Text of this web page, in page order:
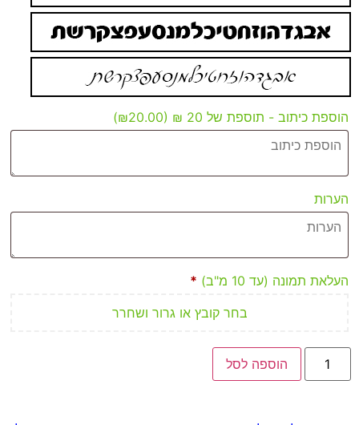
הוספת כיתוב - תוספת של 20 ₪ (₪20.00)
הערות
העלאת תמונה (עד 10 מ"ב)
*
בחר קובץ או גרור ושחרר
הוספה לסל